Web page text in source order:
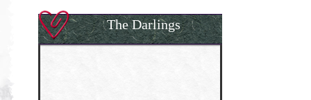
The Darlings